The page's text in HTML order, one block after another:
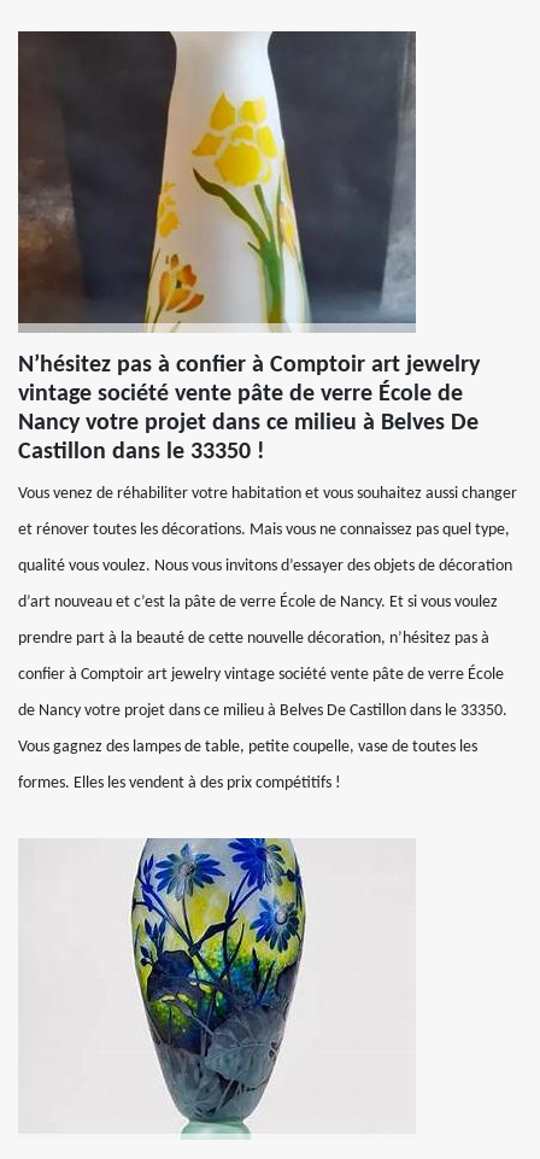
N’hésitez pas à confier à Comptoir art jewelry
vintage société vente pâte de verre École de
Nancy votre projet dans ce milieu à Belves De
Castillon dans le 33350 !
Vous venez de réhabiliter votre habitation et vous souhaitez aussi changer
et rénover toutes les décorations. Mais vous ne connaissez pas quel type,
qualité vous voulez. Nous vous invitons d’essayer des objets de décoration
d’art nouveau et c’est la pâte de verre École de Nancy. Et si vous voulez
prendre part à la beauté de cette nouvelle décoration, n’hésitez pas à
confier à Comptoir art jewelry vintage société vente pâte de verre École
de Nancy votre projet dans ce milieu à Belves De Castillon dans le 33350.
Vous gagnez des lampes de table, petite coupelle, vase de toutes les
formes. Elles les vendent à des prix compétitifs !